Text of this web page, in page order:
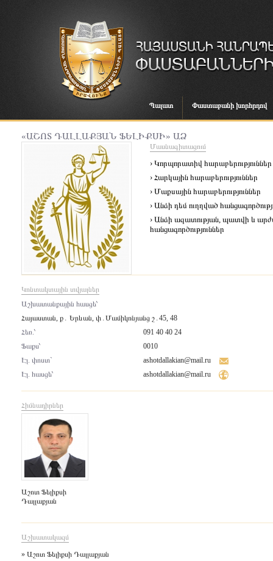
Պալատ Փաստաբանի խորհրդով
«ԱՇՈՏ ԴԱԼԼԱՔՅԱՆ ՖԵԼԻՔՍԻ» ԱՁ
Մասնագիտացում
› Կորպորատիվ հարաբերություններ
› Հարկային հարաբերություններ
› Մաքսային հարաբերություններ
› Անձի դեմ ուղղված
› Անձի ազատության, պատվի և
հանցագործություններ
Կոնտակտային տվյալներ
Աշխատանքային հասցե՝
Հայաստան, ք․ Երևան, փ․Մամիկոնյանց շ․45, 48
Հեռ.՝
091 40 40 24
Ֆաքս՝
0010
Էլ. փոստ`
ashotdallakian@mail.ru
Էլ. հասցե՝
ashotdallakian@mail.ru
Հիմնադիրներ
Աշոտ Ֆելիքսի
Դալլաքյան
Աշխատակազմ
» Աշոտ Ֆելիքսի Դալլաքյան